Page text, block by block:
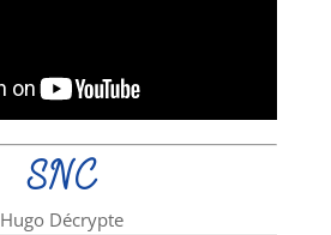
SNC
Hugo Décrypte